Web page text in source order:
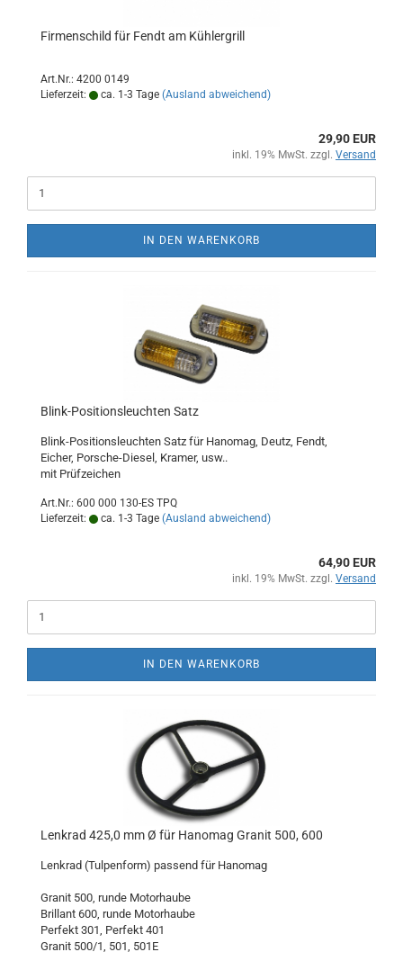
Firmenschild für Fendt am Kühlergrill
Art.Nr.: 4200 0149
Lieferzeit:
ca. 1-3 Tage (Ausland abweichend)
29,90 EUR
inkl. 19% MwSt. zzgl. Versand
IN DEN WARENKORB
Blink-Positionsleuchten Satz
Blink-Positionsleuchten Satz für Hanomag, Deutz, Fendt,
Eicher, Porsche-Diesel, Kramer, usw..
mit Prüfzeichen
Art.Nr.: 600 000 130-ES TPQ
Lieferzeit:
ca. 1-3 Tage (Ausland abweichend)
64,90 EUR
inkl. 19% MwSt. zzgl. Versand
IN DEN WARENKORB
Lenkrad 425,0 mm Ø für Hanomag Granit 500, 600
Lenkrad (Tulpenform) passend für Hanomag
Granit 500, runde Motorhaube
Brillant 600, runde Motorhaube
Perfekt 301, Perfekt 401
Granit 500/1, 501, 501E